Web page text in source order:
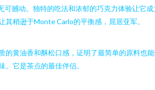
可撼动。独特的吃法和浓郁的巧克力体验让它成
其稍逊于Monte Carlo的平衡感，屈居亚军。
的黄油香和酥松口感，证明了最简单的原料也
。它是茶点的最佳伴侣。